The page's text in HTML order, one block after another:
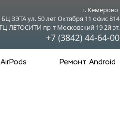
г. Кемерово
БЦ ЗЭТА ул. 50 лет Октября 11 офис 814
ЛЕТОСИТИ пр-т Московский 19 2й эт.
+7 (3842) 44-64-00
Ремонт Android